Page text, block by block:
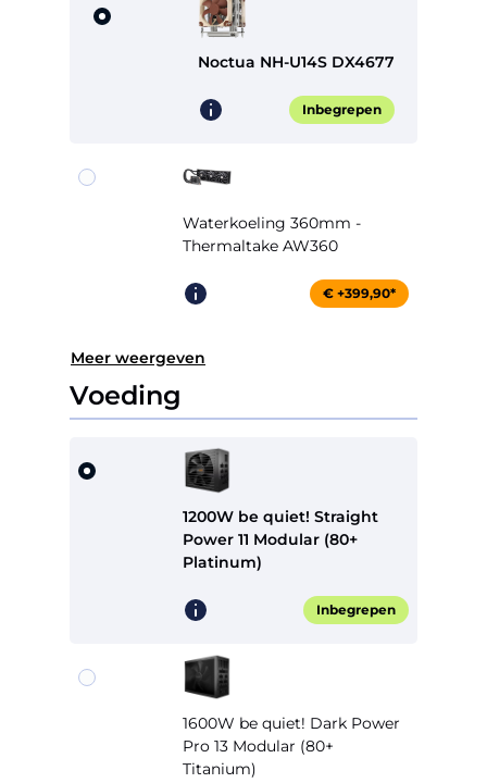
Noctua NH-U14S DX4677
Inbegrepen
Waterkoeling 360mm -
Thermaltake AW360
€ +399,90*
Meer weergeven
Voeding
1200W be quiet! Straight
Power 11 Modular (80+
Platinum)
Inbegrepen
1600W be quiet! Dark Power
Pro 13 Modular (80+
Titanium)